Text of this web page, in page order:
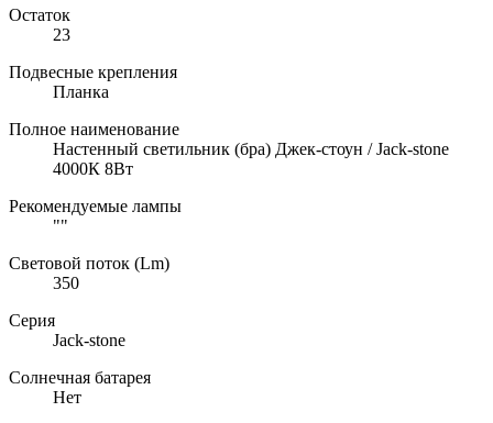
Остаток
23
Подвесные крепления
Планка
Полное наименование
Настенный светильник (бра) Джек-стоун / Jack-stone
4000К 8Вт
Рекомендуемые лампы
""
Световой поток (Lm)
350
Серия
Jack-stone
Солнечная батарея
Нет